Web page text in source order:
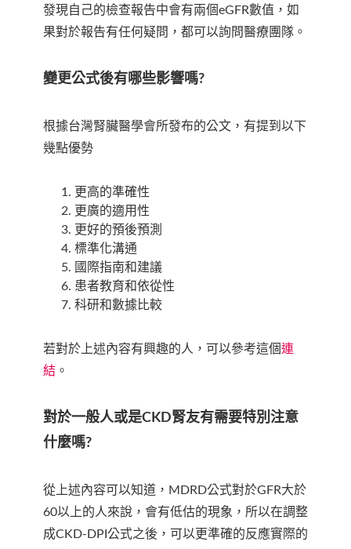
發現自己的檢查報告中會有兩個eGFR數值，如
果對於報告有任何疑問，都可以詢問醫療團隊。
變更公式後有哪些影響嗎?
根據台灣腎臟醫學會所發布的公文，有提到以下
幾點優勢
更高的準確性
更廣的適用性
更好的預後預測
標準化溝通
國際指南和建議
患者教育和依從性
科研和數據比較
若對於上述內容有興趣的人，可以參考這個連
結 。
對於一般人或是CKD腎友有需要特別注意
什麼嗎?
從上述內容可以知道，MDRD公式對於GFR大於
60以上的人來說，會有低估的現象，所以在調整
成CKD-DPI公式之後，可以更準確的反應實際的